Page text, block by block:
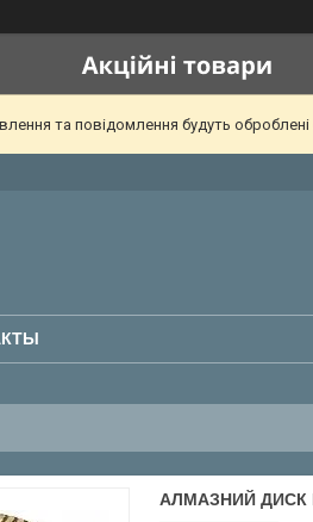
та повідомлення будуть
АЛМАЗНИЙ ДИСК